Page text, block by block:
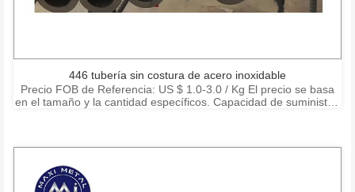
446 tubería sin costura de acero inoxidable
Precio FOB de Referencia: US $ 1.0-3.0 / Kg El precio se basa
en el tamaño y la cantidad específicos. Capacidad de suministro: